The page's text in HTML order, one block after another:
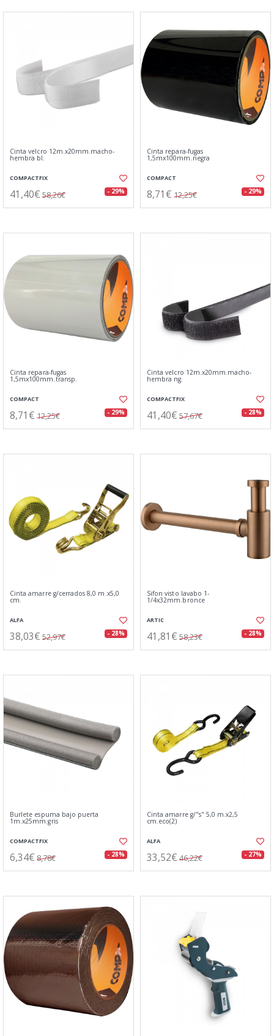
Cinta velcro 12m.x20mm.macho-
hembra bl.
COMPACTFIX
41,40€ 58,26€ - 29%
Cinta repara-fugas
1,5mx100mm.negra
COMPACT
8,71€ 12,25€ - 29%
Cinta repara-fugas
1,5mx100mm.transp.
COMPACT
8,71€ 12,25€ - 29%
Cinta velcro 12m.x20mm.macho-
hembra ng.
COMPACTFIX
41,40€ 57,67€ - 28%
Cinta amarre g/cerrados 8,0 m.x5,0
cm.
ALFA
38,03€ 52,97€ - 28%
Sifon visto lavabo 1-
1/4x32mm.bronce
ARTIC
41,81€ 58,23€ - 28%
Burlete espuma bajo puerta
1m.x25mm.gris
COMPACTFIX
6,34€ 8,78€ - 28%
Cinta amarre g/"s" 5,0 m.x2,5
cm.eco(2)
ALFA
33,52€ 46,22€ - 27%